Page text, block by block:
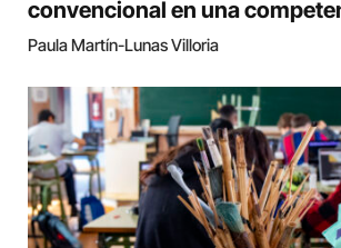
convencional en una
Paula Martín-Lunas Villoria